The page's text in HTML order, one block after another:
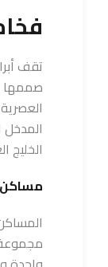
تقف
صممها
المدخل
الخليج
مساكن